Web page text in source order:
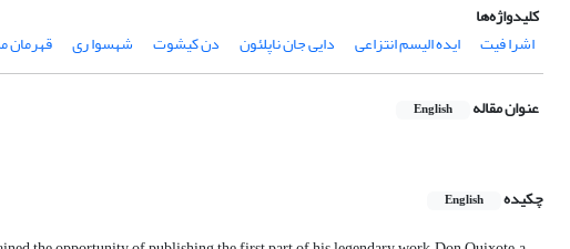
کلیدواژه‌ها
اشرا فیت
ایده الیسم انتزاعی دایی جان ناپلئون دن کیشوت شهسوا ری قهرمان
عنوان مقاله English
چکیده English